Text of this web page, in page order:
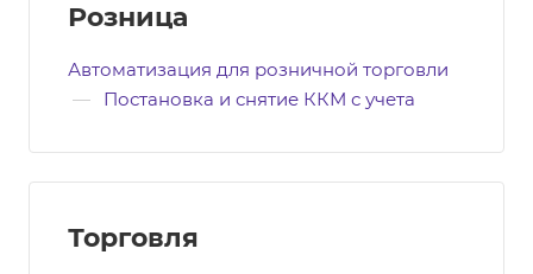
Розница
Автоматизация для розничной торговли
—
Постановка и снятие ККМ с учета
Торговля